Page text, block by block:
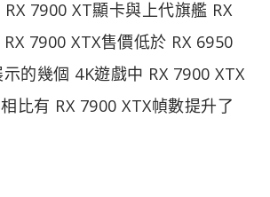
RX 7900 XT顯卡與上代旗艦 RX
7900 XTX售價低於 RX 6950
的幾個 4K遊戲中 RX 7900 XTX
比有 RX 7900 XTX幀數提升了